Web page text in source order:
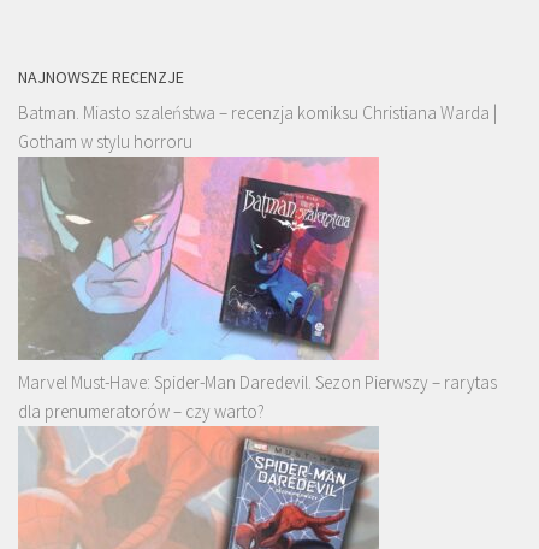
NAJNOWSZE RECENZJE
Batman. Miasto szaleństwa – recenzja komiksu Christiana Warda |
Gotham w stylu horroru
Marvel Must-Have: Spider-Man Daredevil. Sezon Pierwszy – rarytas
dla prenumeratorów – czy warto?